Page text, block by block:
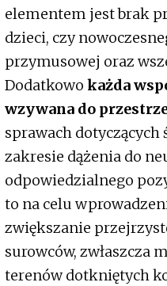
elementem jest brak
dzieci, czy
przymusowej oraz
Dodatkowo każda
wzywana do
sprawach
zakresie dążenia do
odpowiedzialnego
to na celu
zwiększanie
surowców, zwłaszcza
terenów dotkniętych